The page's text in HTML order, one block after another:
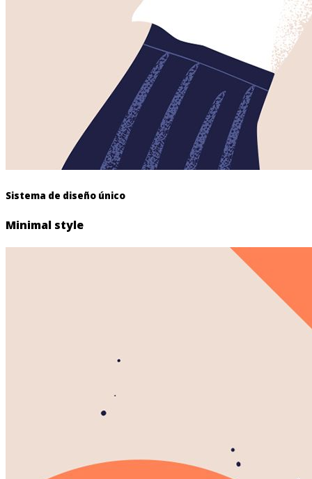
Sistema de diseño único
Minimal style